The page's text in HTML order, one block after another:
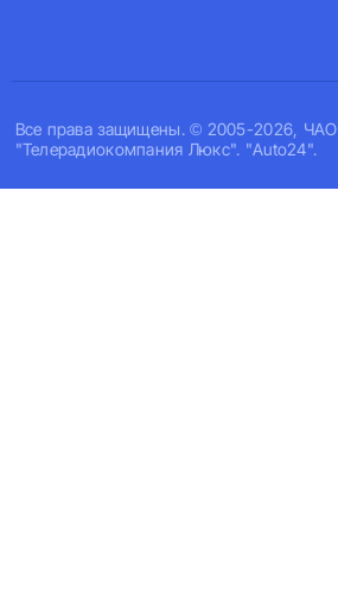
Все права защищены. © 2005-2026, ЧАО
"Телерадиокомпания Люкс". "Auto24".